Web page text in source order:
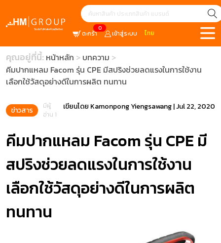
0
ตะกร้า เข้าสู่ระบบ ไทย
คุณอยู่ที่นี้: หน้าหลัก
บทความ
คีมปากแหลม Facom รุ่น CPE มีสปริงช่วยลดแรงในการใช้งาน
เลือกใช้วัสดุอย่างดีในการผลิต ทนทาน
ข่าวสาร
มีผู้
อ่าน 1
เขียนโดย Kamonpong Yiengsawang|Jul 22, 2020
คีมปากแหลม Facom รุ่น CPE มี
สปริงช่วยลดแรงในการใช้งาน
เลือกใช้วัสดุอย่างดีในการผลิต
ทนทาน